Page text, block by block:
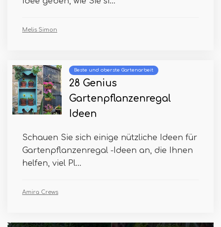
Melis Simon
Beste und oberste Gartenarbeit
28 Genius
Gartenpflanzenregal
Ideen
Schauen Sie sich einige nützliche Ideen für
Gartenpflanzenregal -Ideen an, die Ihnen
helfen, viel Pl...
Amira Crews